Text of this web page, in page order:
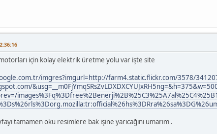
için kolay elektrik üretme yolu var işte site
imgres?imgurl=http://farm4.static.flickr.com/3578/
tamamen oku resimlere bak işine yarıcağını umarım .